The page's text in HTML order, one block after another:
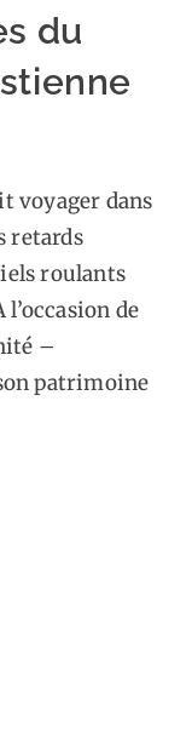
du
voyager dans
retards
roulants
de
–
patrimoine